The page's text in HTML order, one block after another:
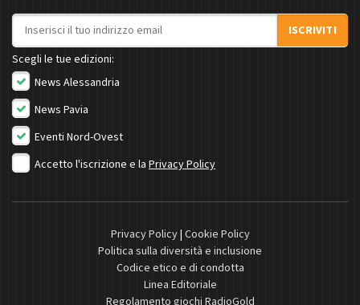
Indirizzo email
ISCRIVITI
Scegli le tue edizioni:
News Alessandria
News Pavia
Eventi Nord-Ovest
Accetto l'iscrizione e la Privacy Policy
Privacy Policy| Cookie Policy
Politica sulla diversità e inclusione
Codice etico e di condotta
Linea Editoriale